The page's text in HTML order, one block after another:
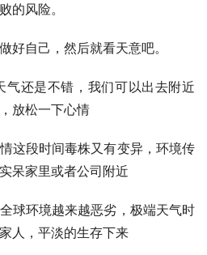
的风险。
好自己，然后就看天意吧。
气还是不错，我们可以出去附近
放松一下心情
这段时间毒株又有变异，环境传
呆家里或者公司附近
球环境越来越恶劣，极端天气时
人，平淡的生存下来